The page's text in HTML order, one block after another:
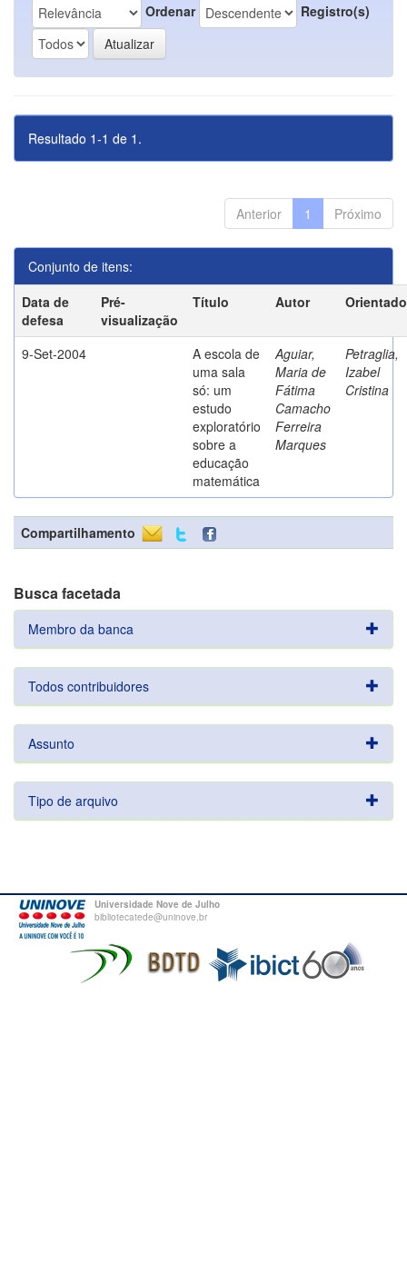
Ordenar Registro(s)
Resultado 1-1 de 1.
Anterior 1 Próximo
Conjunto de itens:
Data de
defesa
Pré-
visualização
Título Autor
9-Set-2004
A escola de
uma sala
só: um
estudo
exploratório
sobre a
educação
matemática
Aguiar,
Maria de
Fátima
Camacho
Ferreira
Marques
Petraglia,
Izabel
Cristina
Compartilhamento
Busca facetada
Membro da banca
Todos contribuidores
Assunto
Tipo de arquivo
Universidade Nove de Julho
bibliotecatede@uninove.br